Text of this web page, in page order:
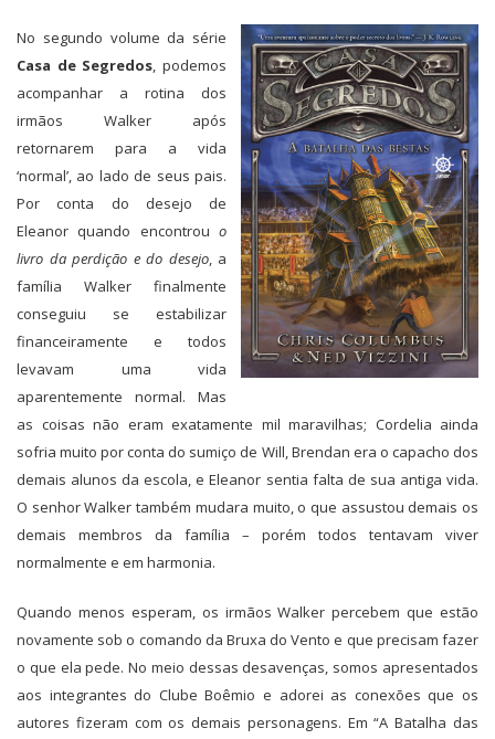
No segundo volume da série
Casa de Segredos, podemos
acompanhar a rotina dos
irmãos Walker após
retornarem para a vida
‘normal’, ao lado de seus pais.
Por conta do desejo de
Eleanor quando encontrou o
livro da perdição e do desejo, a
família Walker finalmente
conseguiu se estabilizar
financeiramente e todos
levavam uma vida
aparentemente normal. Mas
as coisas não eram exatamente mil maravilhas; Cordelia ainda
sofria muito por conta do sumiço de Will, Brendan era o capacho dos
demais alunos da escola, e Eleanor sentia falta de sua antiga vida.
O senhor Walker também mudara muito, o que assustou demais os
demais membros da família – porém todos tentavam viver
normalmente e em harmonia.
Quando menos esperam, os irmãos Walker percebem que estão
novamente sob o comando da Bruxa do Vento e que precisam fazer
o que ela pede. No meio dessas desavenças, somos apresentados
aos integrantes do Clube Boêmio e adorei as conexões que os
autores fizeram com os demais personagens. Em “A Batalha das